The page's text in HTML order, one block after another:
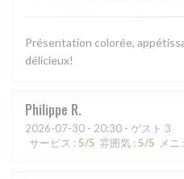
Présentation colorée,
délicieux!
Philippe R
2026-07-30 - 20:30 - ゲスト 3
サービス : 5/5 雰囲気 : 5/5 メニ